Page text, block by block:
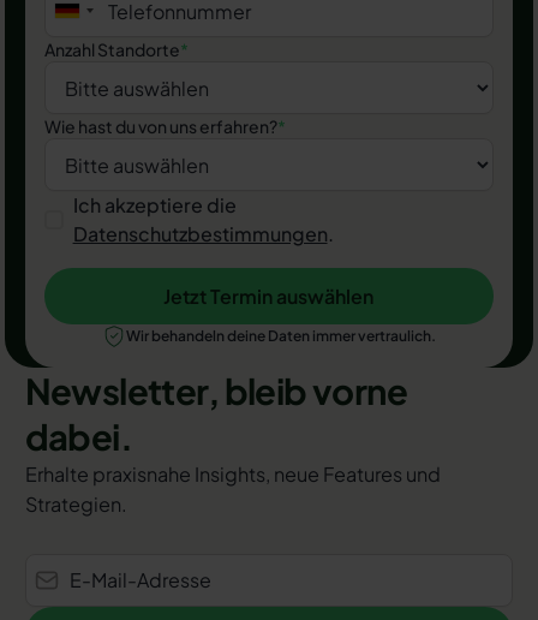
Anzahl Standorte*
Wie hast du von uns erfahren?*
Ich akzeptiere die
Datenschutzbestimmungen.
Jetzt Termin auswählen
Jetzt Termin auswählen
Wir behandeln deine Daten immer vertraulich.
Newsletter, bleib vorne
dabei.
Erhalte praxisnahe Insights, neue Features und
Strategien.